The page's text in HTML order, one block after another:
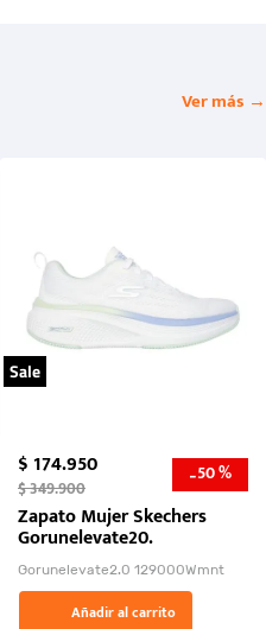
Ver más →
Sale
$174.950
$349.900 -50 %
Zapato Mujer Skechers
Gorunelevate20.
Gorunelevate2.0 129000Wmnt
Añadir al carrito